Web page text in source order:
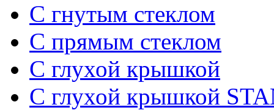
С гнутым стеклом
C прямым стеклом
С глухой крышкой
С глухой крышкой